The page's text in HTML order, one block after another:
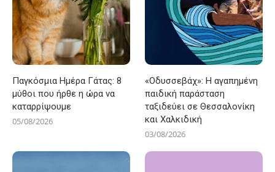
Παγκόσμια Ημέρα Γάτας: 8
μύθοι που ήρθε η ώρα να
καταρρίψουμε
05/08/2026
«Οδυσσεβάχ»: Η αγαπημένη
παιδική παράσταση
ταξιδεύει σε Θεσσαλονίκη
και Χαλκιδική
03/08/2026